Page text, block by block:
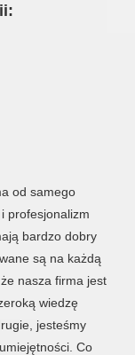
od samego
profesjonalizm
bardzo dobry
są na każdą
nasza firma jest
wiedzę
jesteśmy
Co